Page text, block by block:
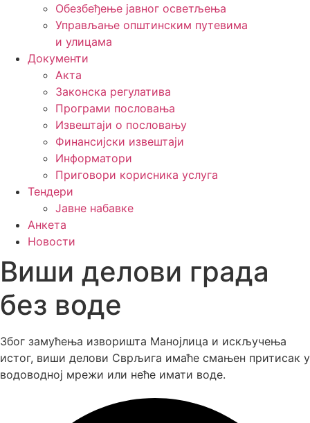
Обезбеђење јавног осветљења
Управљање општинским путевима
и улицама
Документи
Акта
Законска регулатива
Програми пословања
Извештаји о пословању
Финансијски извештаји
Информатори
Приговори корисника услуга
Тендери
Јавне набавке
Анкета
Новости
Виши делови града
без воде
Због замућења изворишта Манојлица и искључења
истог, виши делови Сврљига имаће смањен притисак у
водоводној мрежи или неће имати воде.